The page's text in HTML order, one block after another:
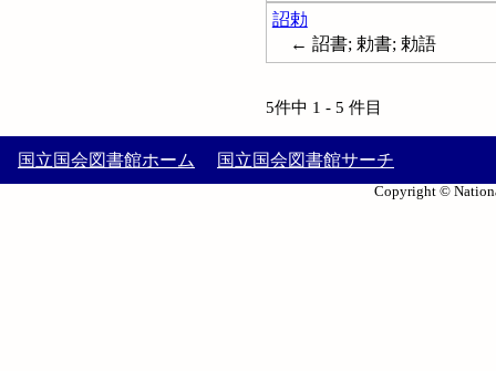
詔勅
← 詔書; 勅書; 勅語
5件中 1 - 5 件目
国立国会図書館ホーム 国立国会図書館サーチ
Copyright ©